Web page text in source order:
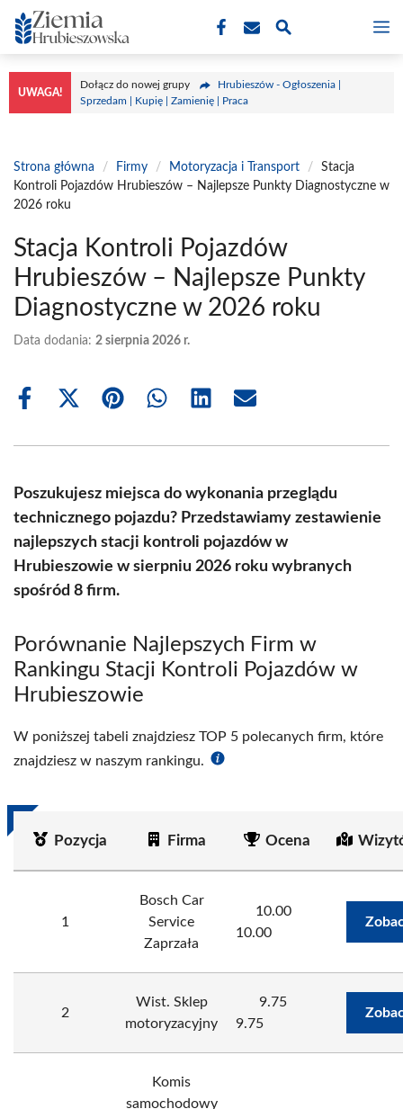
Przejdź
do
treści
UWAGA!
Dołącz do nowej grupy
Hrubieszów - Ogłoszenia |
Sprzedam | Kupię | Zamienię | Praca
Strona główna / Firmy / Motoryzacja i Transport /
Stacja
Kontroli Pojazdów Hrubieszów – Najlepsze Punkty Diagnostyczne w
2026 roku
Stacja Kontroli Pojazdów
Hrubieszów – Najlepsze Punkty
Diagnostyczne w 2026 roku
Data dodania: 2 sierpnia 2026 r.
Share
Share
(Twitter)
Share Share Share Share
Poszukujesz miejsca do wykonania przeglądu
technicznego pojazdu? Przedstawiamy zestawienie
najlepszych stacji kontroli pojazdów w
Hrubieszowie w sierpniu 2026 roku wybranych
spośród 8 firm.
Porównanie Najlepszych Firm w
Rankingu Stacji Kontroli Pojazdów w
Hrubieszowie
W poniższej tabeli znajdziesz TOP 5 polecanych firm, które
znajdziesz w naszym rankingu.
Pozycja Firma Ocena
1
Bosch Car
Service
Zaprzała
10.00
10.00
2
Wist. Sklep
motoryzacyjny
9.75
9.75
Komis
samochodowy